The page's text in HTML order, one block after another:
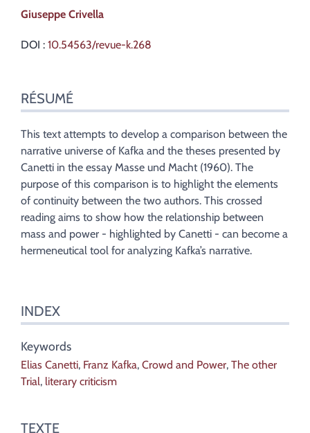
Giuseppe Crivella
DOI : 10.54563/revue-k.268
Index
Texte
Citer cet article
Auteur
RÉSUMÉ
This text attempts to develop a comparison between the
narrative universe of Kafka and the theses presented by
Canetti in the essay Masse und Macht (1960). The
purpose of this comparison is to highlight the elements
of continuity between the two authors. This crossed
reading aims to show how the relationship between
mass and power - highlighted by Canetti - can become a
hermeneutical tool for analyzing Kafka’s narrative.
INDEX
Keywords
Elias Canetti, Franz Kafka, Crowd and Power, The other
Trial, literary criticism
TEXTE